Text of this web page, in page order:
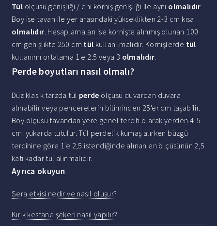
Tül ölçüsü genişliği / eni korniş genişliği ile aynı olmalıdır.
Boy ise tavan ile yer arasındaki yükseklikten 2-3 cm kısa
olmalıdır. Hesaplamaları ise kornişte alınmış olunan 100
cm genişlikte 250 cm tül kullanılmalıdır. Kornişlerde tül
kullanımı ortalama 1 e 2.5 veya 3 olmalıdır.
Perde boyutları nasıl olmalı?
Düz klasik tarzda tül perde ölçüsü duvardan duvara
alınabilir veya pencerelerin bitiminden 25'er cm taşabilir.
Boy ölçüsü tavandan yere genel tercih olarak yerden 4-5
cm. yukarda tutulur. Tül perdelik kumaş alırken büzgü
tercihine göre 1'e 2,5 istendiğinde alınan en ölçüsünün 2,5
katı kadar tül alınmalıdır.
Ayrıca okuyun
Sera etkisi nedir ve nasıl oluşur?
Kırık kestane şekeri nasıl yapılır?